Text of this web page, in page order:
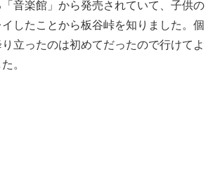
音楽館」から発売されていて、子供の
したことから板谷峠を知りました。個
立ったのは初めてだったので行けてよ
。